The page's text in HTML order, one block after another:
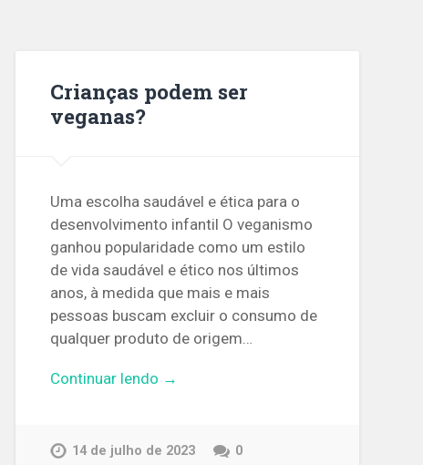
Crianças podem ser
veganas?
Uma escolha saudável e ética para o
desenvolvimento infantil O veganismo
ganhou popularidade como um estilo
de vida saudável e ético nos últimos
anos, à medida que mais e mais
pessoas buscam excluir o consumo de
qualquer produto de origem…
Continuar lendo →
14 de julho de 2023 0